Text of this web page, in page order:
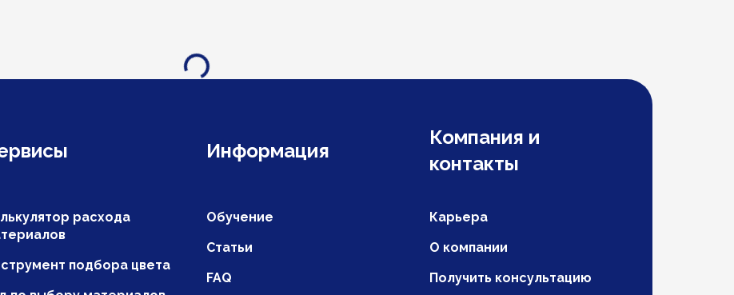
Загрузка...
Информация
Компания и
контакты
расхода
подбора цвета
Обучение
Статьи
FAQ
Карьера
О компании
Получить консультацию